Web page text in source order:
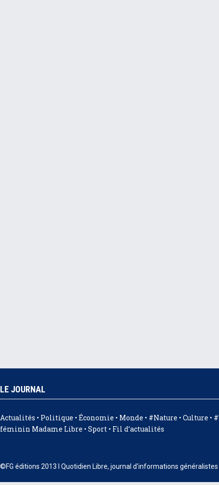
LE JOURNAL
Actualités • Politique • Économie • Monde • #Nature • Culture •
féminin Madame Libre • Sport • Fil d’actualités
©FG éditions 2013 I Quotidien Libre, journal d'informations généralistes